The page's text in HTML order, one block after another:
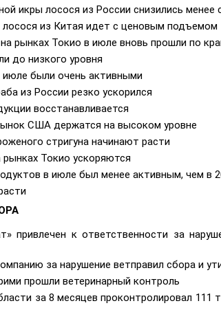
икры лосося из России снизились
из Китая идет с ценовым подъемом
рынках Токио в июле вновь прошли по
до низкого уровня
были очень активными
из России резко ускорился
восстанавливается
США держатся на высоком уровне
стригуна начинают расти
Токио ускоряются
в июле был менее активным, чем в
привлечен к ответственности за
за нарушение ветправил сбора и
прошли ветеринарный контроль
за 8 месяцев проконтролировал 111